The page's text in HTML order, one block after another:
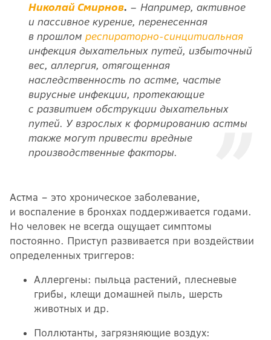
Николай Смирнов. – Например, активное
и пассивное курение, перенесенная
в прошлом респираторно-синцитиальная
инфекция дыхательных путей, избыточный
вес, аллергия, отягощенная
наследственность по астме, частые
вирусные инфекции, протекающие
с развитием обструкции дыхательных
путей. У взрослых к формированию астмы
также могут привести вредные
производственные факторы.
Астма – это хроническое заболевание,
и воспаление в бронхах поддерживается годами.
Но человек не всегда ощущает симптомы
постоянно. Приступ развивается при воздействии
определенных триггеров:
Аллергены: пыльца растений, плесневые
грибы, клещи домашней пыль, шерсть
животных и др.
Поллютанты, загрязняющие воздух: